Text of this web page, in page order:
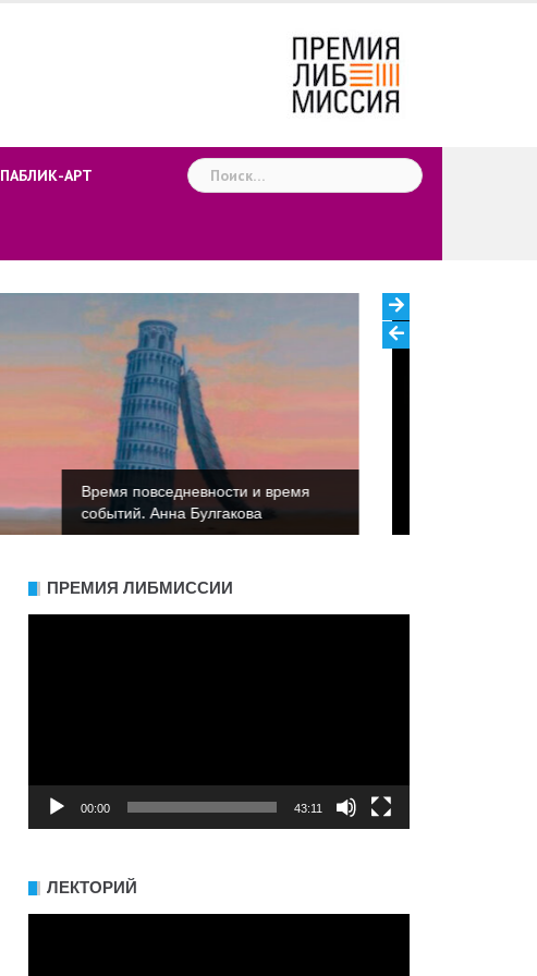
ПАБЛИК-АРТ Найти:
Время повседневности и время
событий. Константин Пахалюк
ПРЕМИЯ ЛИБМИССИИ
00:00 43:11
ЛЕКТОРИЙ